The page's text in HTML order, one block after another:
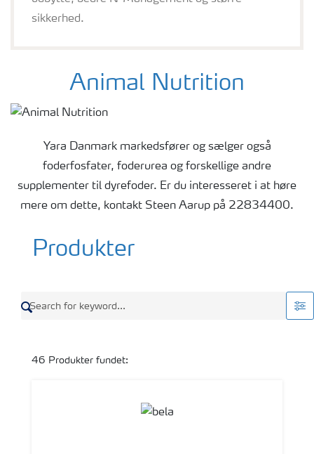
sikkerhed.
Animal Nutrition
Yara Danmark markedsfører og sælger også
foderfosfater, foderurea og forskellige andre
supplementer til dyrefoder. Er du interesseret i at høre
mere om dette, kontakt Steen Aarup på 22834400.
Produkter
46 Produkter fundet: